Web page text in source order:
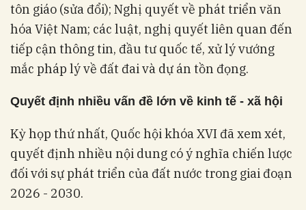
tôn giáo (sửa đổi); Nghị quyết về phát triển văn
hóa Việt Nam; các luật, nghị quyết liên quan đến
tiếp cận thông tin, đầu tư quốc tế, xử lý vướng
mắc pháp lý về đất đai và dự án tồn đọng.
Quyết định nhiều vấn đề lớn về kinh tế - xã hội
Kỳ họp thứ nhất, Quốc hội khóa XVI đã xem xét,
quyết định nhiều nội dung có ý nghĩa chiến lược
đối với sự phát triển của đất nước trong giai đoạn
2026 - 2030.